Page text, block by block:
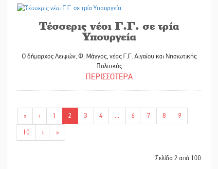
Τέσσερις νέοι Γ.Γ. σε τρία
Υπουργεία
Ο δήμαρχος Λειψών, Φ. Μάγγος, νέος Γ.Γ. Αιγαίου και Νησιωτικής
Πολιτικής
ΠΕΡΙΣΣΟΤΕΡΑ
« ‹ 1 2 3 4 ... 6 7 8
9
10
› »
Σελίδα 2 από 100